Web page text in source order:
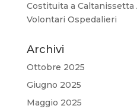
Costituita a Caltanissetta
Volontari Ospedalieri
Archivi
Ottobre 2025
Giugno 2025
Maggio 2025